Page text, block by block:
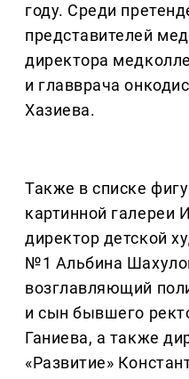
году. Среди
представителей
директора
и главврача
Хазиева.
Также в списке
картинной галереи
директор детской
№1 Альбина
возглавляющий
и сын бывшего
Ганиева, а также
«Развитие»